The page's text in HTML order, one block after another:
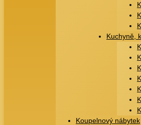
Kuchyně,
Koupelnový nábytek